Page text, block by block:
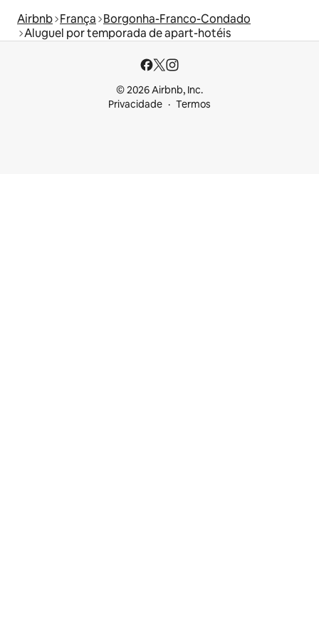
Airbnb França Borgonha-Franco-Condado
Aluguel por temporada de apart-hotéis
© 2026 Airbnb, Inc.
Privacidade
Termos